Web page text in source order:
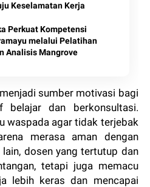
Keselamatan Kerja
Perkuat Kompetensi
melalui Pelatihan
Analisis Mangrove
sumber motivasi bagi
belajar dan berkonsultasi.
waspada agar tidak terjebak
merasa aman dengan
dosen yang tertutup dan
tetapi juga memacu
lebih keras dan mencapai